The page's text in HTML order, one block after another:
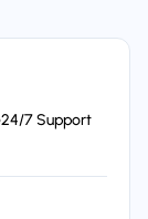
24/7 Support